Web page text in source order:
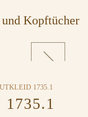
1735.1